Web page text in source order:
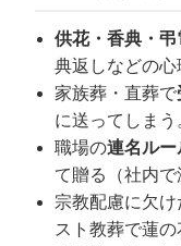
供花・香典・弔
典返しなどの心
家族葬・直葬で
に送ってしまう
職場の連名ルー
て贈る（社内で
宗教配慮に欠け
スト教葬で蓮の